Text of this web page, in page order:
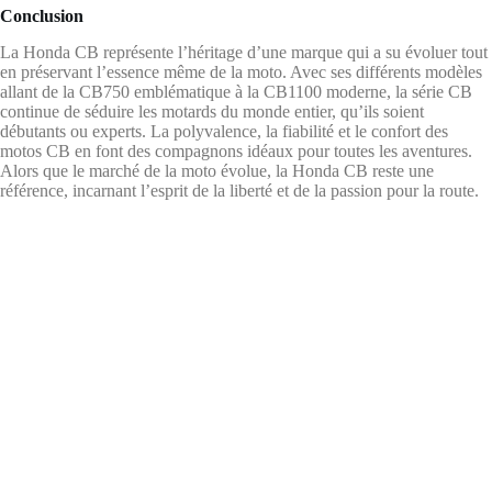
Conclusion
La Honda CB représente l’héritage d’une marque qui a su évoluer tout
en préservant l’essence même de la moto. Avec ses différents modèles
allant de la CB750 emblématique à la CB1100 moderne, la série CB
continue de séduire les motards du monde entier, qu’ils soient
débutants ou experts. La polyvalence, la fiabilité et le confort des
motos CB en font des compagnons idéaux pour toutes les aventures.
Alors que le marché de la moto évolue, la Honda CB reste une
référence, incarnant l’esprit de la liberté et de la passion pour la route.